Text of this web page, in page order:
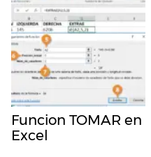
Funcion TOMAR en
Excel